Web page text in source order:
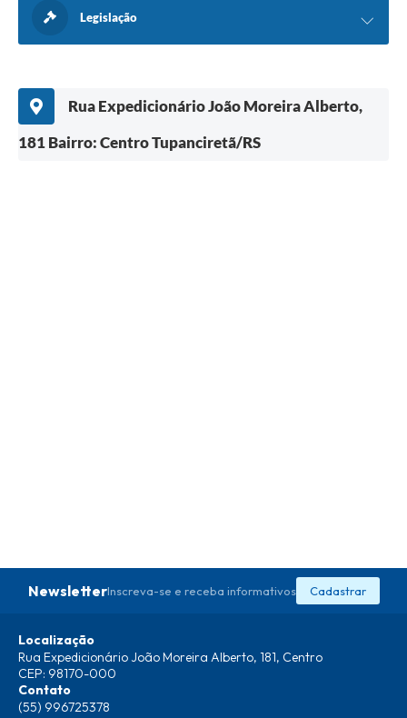
Legislação
Rua Expedicionário João Moreira Alberto,
181 Bairro: Centro Tupanciretã/RS
NewsletterInscreva-se e receba informativos Cadastrar
Localização
Rua Expedicionário João Moreira Alberto, 181, Centro
CEP: 98170-000
Contato
(55) 996725378